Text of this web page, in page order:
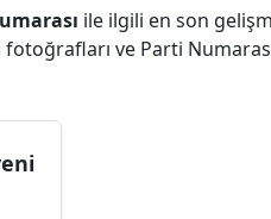
ile ilgili en son
fotoğrafları ve Parti